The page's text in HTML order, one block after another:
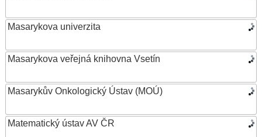
Masarykova univerzita
Masarykova veřejná knihovna Vsetín
Masarykův Onkologický Ústav (MOÚ)
Matematický ústav AV ČR